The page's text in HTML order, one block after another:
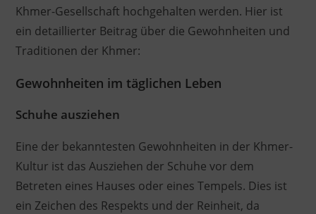
Khmer-Gesellschaft hochgehalten werden. Hier ist
ein detaillierter Beitrag über die Gewohnheiten und
Traditionen der Khmer:
Gewohnheiten im täglichen Leben
Schuhe ausziehen
Eine der bekanntesten Gewohnheiten in der Khmer-
Kultur ist das Ausziehen der Schuhe vor dem
Betreten eines Hauses oder eines Tempels. Dies ist
ein Zeichen des Respekts und der Reinheit, da